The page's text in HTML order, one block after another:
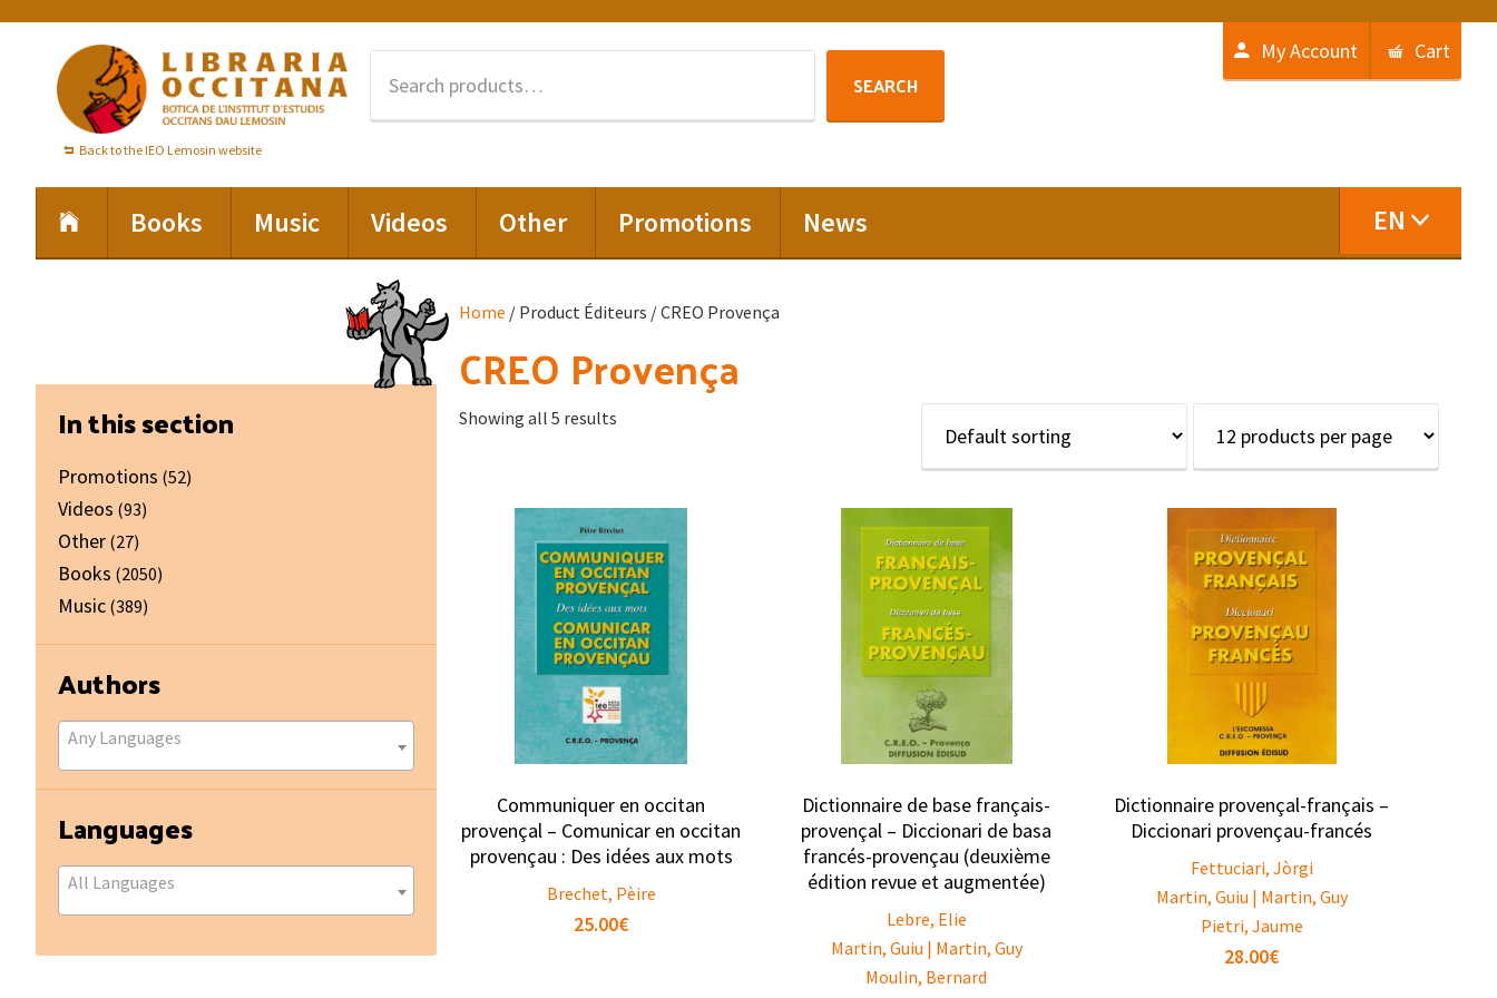
primary
navigation
content
Back to the IEO Lemosin website
SEARCH
My Account Cart
Books Music Videos Other Promotions News EN
Home / Product Éditeurs / CREO Provença
CREO Provença
Showing all 5 results
Communiquer en occitan
provençal – Comunicar en occitan
provençau : Des idées aux mots
Brechet, Pèire
25.00€
Dictionnaire de base français-
provençal – Diccionari de basa
francés-provençau (deuxième
édition revue et augmentée)
Lebre, Elie
Martin, Guiu | Martin, Guy
Moulin, Bernard
Dictionnaire provençal-français –
Diccionari provençau-francés
Fettuciari, Jòrgi
Martin, Guiu | Martin, Guy
Pietri, Jaume
28.00€
Primary
Sidebar
In this section
Promotions (52)
Videos (93)
Other (27)
Books (2050)
Music (389)
Authors
Any Languages
Languages
All Languages